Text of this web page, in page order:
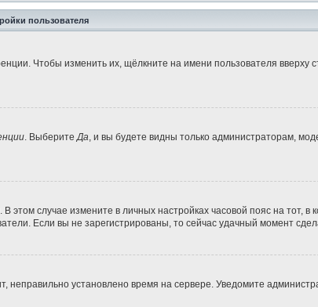
пользователя
Чтобы изменить их, щёлкните на имени пользователя вверху
. Выберите Да , и вы будете видны только администраторам,
случае измените в личных настройках часовой пояс на тот, в
Если вы не зарегистрированы, то сейчас удачный момент
установлено время на сервере. Уведомите